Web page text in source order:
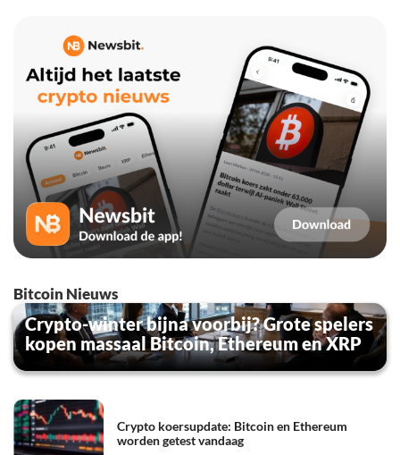
Bitcoin Nieuws
Crypto-winter bijna voorbij? Grote spelers
kopen massaal Bitcoin, Ethereum en XRP
Crypto koersupdate: Bitcoin en Ethereum
worden getest vandaag